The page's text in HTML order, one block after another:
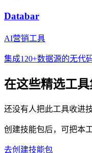
Databar
AI营销工具
集成120+数据源的无代
在这些精选工
还没有人把此工具收进
创建技能包后，可把本
去创建技能包